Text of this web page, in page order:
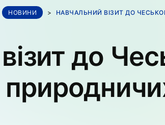
до
НОВИНИ > НАВЧАЛЬНИЙ ВІЗИТ ДО